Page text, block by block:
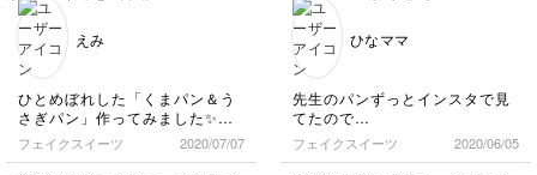
ャレンジしてみてくださ
だけたようで私も嬉しか
ったです💕 またよろし
くお願い致します✨あり
がとうございました🎶
ぷりでむしろ私好みです
ました！ケチャップと、
マスタードのわずかな質
感の違いも、とてもお上
手に表現できています！
てしまったのも、パン粉
となるのも、どちらも原
因は同じで、色を重ねる
たからかもしれません。
えみ
ひとめぼれした「くまパン＆う
さぎパン」作ってみました✨
かわいくできて大満足(*´艸`)💕
先生の作品はどれも可愛くて憧
フェイクスイーツ 2020/07/07
ひなママ
先生のパンずっとインスタで見
てたので
オンライン講習にテンション上
がりました！
フェイクスイーツ 2020/06/05